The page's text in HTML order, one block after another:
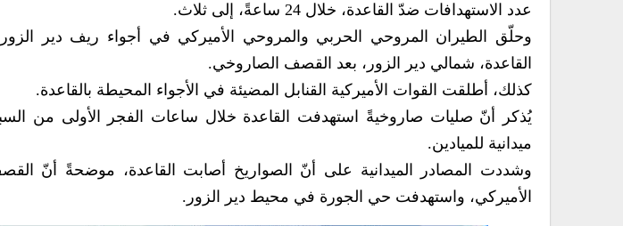
عدد الاستهدافات ضدّ القاعدة، خلال 24 ساعةً، إلى ثلاث.
وحلّق الطيران المروحي الحربي والمروحي الأميركي في أجواء ريف دير
القاعدة، شمالي دير الزور، بعد القصف الصاروخي.
كذلك، أطلقت القوات الأميركية القنابل المضيئة في الأجواء المحيطة بالقاعدة.
يُذكر أنّ صليات صاروخيةً استهدفت القاعدة خلال ساعات الفجر الأولى من
ميدانية للميادين.
وشددت المصادر الميدانية على أنّ الصواريخ أصابت القاعدة، موضحةً أنّ
الأميركي، واستهدفت حي الجورة في محيط دير الزور.